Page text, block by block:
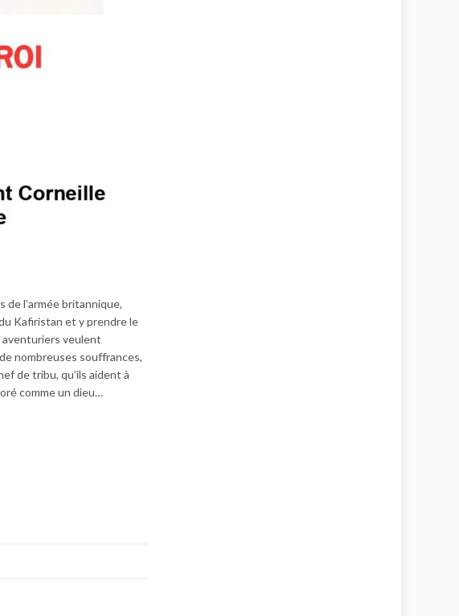
de l’armée britannique,
Kafiristan et y prendre le
aventuriers veulent
nombreuses souffrances,
de tribu, qu’ils aident à
comme un dieu…